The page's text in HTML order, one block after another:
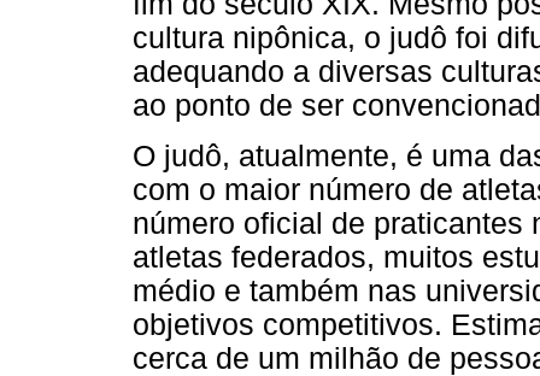
cultura nipônica, o judô foi
adequando a diversas
ao ponto de ser
O judô, atualmente, é uma
com o maior número de
número oficial de praticantes
atletas federados, muitos
médio e também nas
objetivos competitivos.
cerca de um milhão de